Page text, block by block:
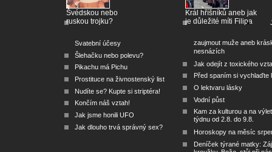
Švédskou nebo
ruskou trojku?
Svatební účesy
Šlehačku nebo polevu?
Pikachu má Pichu
Prostituce na živnostenský list
Nudíte se? Kupte si striptéra!
Končím náš vztah!
Jak jsme honili UFO
Jak dlouho trvá správný sex?
Král hříšníků aneb jak
je důležité míti Filipa
zaujmout muže aneb
nesnázích
Jak odejít z toxického
Před spaním si vychlaďte
O lektvaru lásky
Vodní půst
Kam za kulturou a na
týdnu od 2.8. do 9.8.
Horoskopy na měsíc
Deníček týrané matky: